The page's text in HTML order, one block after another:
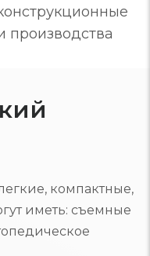
производства
компактные,
иметь: съемные